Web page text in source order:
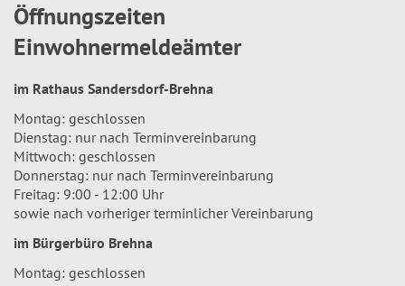
Öffnungszeiten
Einwohnermeldeämter
im Rathaus Sandersdorf-Brehna
Montag: geschlossen
Dienstag: nur nach Terminvereinbarung
Mittwoch: geschlossen
Donnerstag: nur nach Terminvereinbarung
Freitag: 9:00 - 12:00 Uhr
sowie nach vorheriger terminlicher Vereinbarung
im Bürgerbüro Brehna
Montag: geschlossen